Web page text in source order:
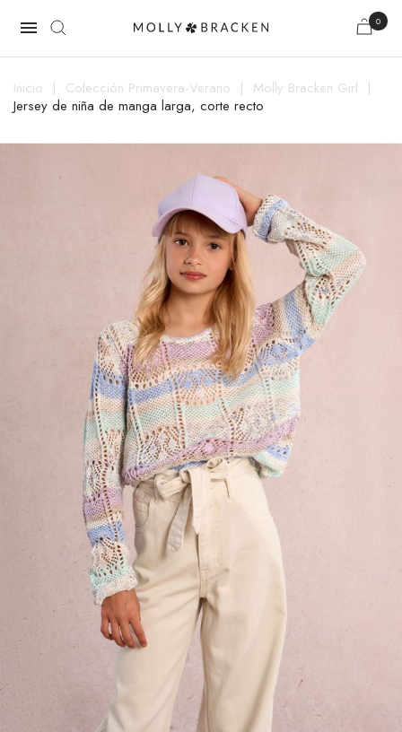
 0
Inicio Colección Primavera-Verano
Molly Bracken Girl
Jersey de niña de manga larga, corte recto